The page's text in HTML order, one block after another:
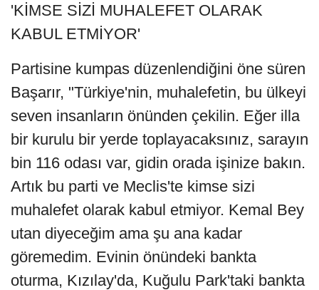
'KİMSE SİZİ MUHALEFET OLARAK
KABUL ETMİYOR'
Partisine kumpas düzenlendiğini öne süren
Başarır, "Türkiye'nin, muhalefetin, bu ülkeyi
seven insanların önünden çekilin. Eğer illa
bir kurulu bir yerde toplayacaksınız, sarayın
bin 116 odası var, gidin orada işinize bakın.
Artık bu parti ve Meclis'te kimse sizi
muhalefet olarak kabul etmiyor. Kemal Bey
utan diyeceğim ama şu ana kadar
göremedim. Evinin önündeki bankta
oturma, Kızılay'da, Kuğulu Park'taki bankta